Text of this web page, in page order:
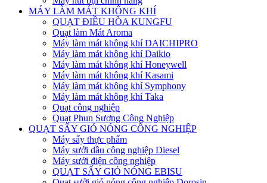
MÁY LÀM MÁT KHÔNG KHÍ
QUẠT ĐIỀU HÒA KUNGFU
Quạt làm Mát Aroma
Máy làm mát không khí DAICHIPRO
Máy làm mát không khí Daikio
Máy làm mát không khí Honeywell
Máy làm mát không khí Kasami
Máy làm mát không khí Symphony
Máy làm mát không khí Taka
Quạt công nghiệp
Quạt Phun Sương Công Nghiệp
QUẠT SẤY GIÓ NÓNG CÔNG NGHIỆP
Máy sấy thực phẩm
Máy sưởi dầu công nghiệp Diesel
Máy sưởi điện công nghiệp
QUẠT SẤY GIÓ NÓNG EBISU